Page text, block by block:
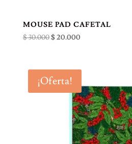
MOUSE PAD CAFETAL
$30.000El
era:
$ 30.000.
$20.000El
es:
$ 20.000.
¡Oferta!